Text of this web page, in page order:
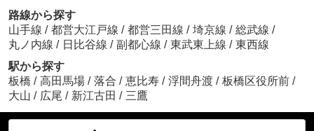
路線から探す
山手線 / 都営大江戸線 / 都営三田線 / 埼京線 / 総武線 /
丸ノ内線 / 日比谷線 / 副都心線 / 東武東上線 / 東西線
駅から探す
板橋 / 高田馬場 / 落合 / 恵比寿 / 浮間舟渡 / 板橋区役所前 /
大山 / 広尾 / 新江古田 / 三鷹